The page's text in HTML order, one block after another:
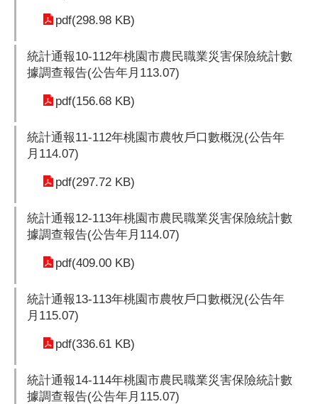
pdf(298.98 KB)
統計通報10-112年桃園市農民職業災害保險統計數
據調查報告(公告年月113.07)
pdf(156.68 KB)
統計通報11-112年桃園市農牧戶口數概況(公告年
月114.07)
pdf(297.72 KB)
統計通報12-113年桃園市農民職業災害保險統計數
據調查報告(公告年月114.07)
pdf(409.00 KB)
統計通報13-113年桃園市農牧戶口數概況(公告年
月115.07)
pdf(336.61 KB)
統計通報14-114年桃園市農民職業災害保險統計數
據調查報告(公告年月115.07)